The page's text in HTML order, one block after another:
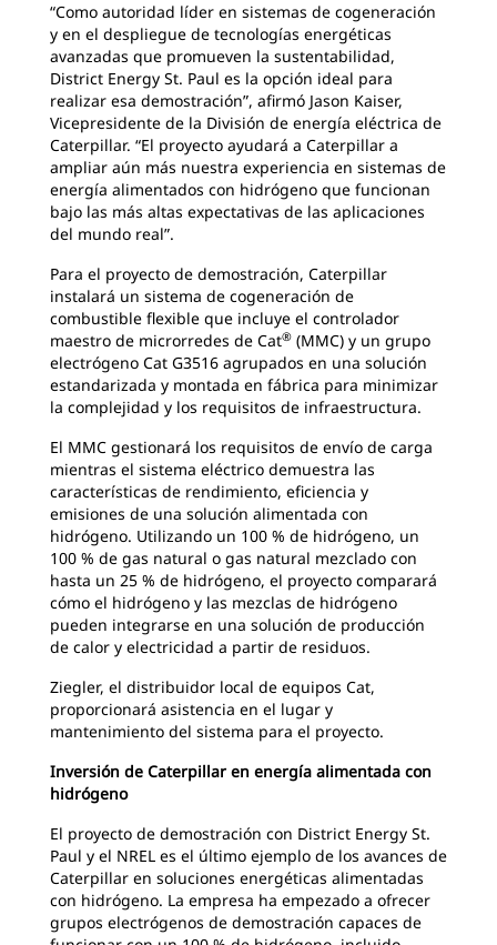
“Como autoridad líder en sistemas de cogeneración
y en el despliegue de tecnologías energéticas
avanzadas que promueven la sustentabilidad,
District Energy St. Paul es la opción ideal para
realizar esa demostración”, afirmó Jason Kaiser,
Vicepresidente de la División de energía eléctrica de
Caterpillar. “El proyecto ayudará a Caterpillar a
ampliar aún más nuestra experiencia en sistemas de
energía alimentados con hidrógeno que funcionan
bajo las más altas expectativas de las aplicaciones
del mundo real”.
Para el proyecto de demostración, Caterpillar
instalará un sistema de cogeneración de
combustible flexible que incluye el controlador
maestro de microrredes de Cat® (MMC) y un grupo
electrógeno Cat G3516 agrupados en una solución
estandarizada y montada en fábrica para minimizar
la complejidad y los requisitos de infraestructura.
El MMC gestionará los requisitos de envío de carga
mientras el sistema eléctrico demuestra las
características de rendimiento, eficiencia y
emisiones de una solución alimentada con
hidrógeno. Utilizando un 100 % de hidrógeno, un
100 % de gas natural o gas natural mezclado con
hasta un 25 % de hidrógeno, el proyecto comparará
cómo el hidrógeno y las mezclas de hidrógeno
pueden integrarse en una solución de producción
de calor y electricidad a partir de residuos.
Ziegler, el distribuidor local de equipos Cat,
proporcionará asistencia en el lugar y
mantenimiento del sistema para el proyecto.
Inversión de Caterpillar en energía alimentada con
hidrógeno
El proyecto de demostración con District Energy St.
Paul y el NREL es el último ejemplo de los avances de
Caterpillar en soluciones energéticas alimentadas
con hidrógeno. La empresa ha empezado a ofrecer
grupos electrógenos de demostración capaces de